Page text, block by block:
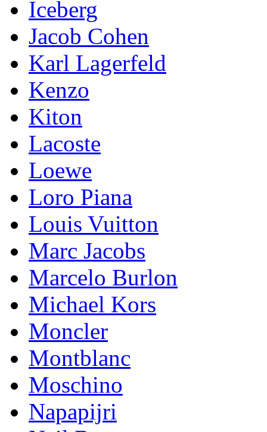
Iceberg
Jacob Cohen
Karl Lagerfeld
Kenzo
Kiton
Lacoste
Loewe
Loro Piana
Lоuis Vuittоn
Marc Jacobs
Marcelo Burlon
Michael Kors
Mоnсlеr
Montblanc
Moschino
Napapijri